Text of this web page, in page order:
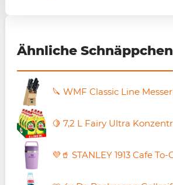
Ähnliche Schnäppchen